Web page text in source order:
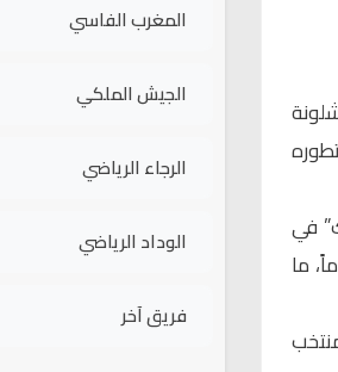
في
الدوري الإسباني لفئة أقل من 19 عاماً، ما
المنتخب
المغرب الفاسي
الجيش الملكي
الرجاء الرياضي
الوداد الرياضي
فريق آخر